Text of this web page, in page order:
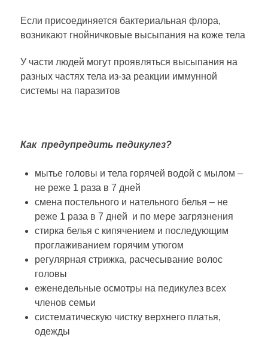
Если присоединяется бактериальная флора,
возникают гнойничковые высыпания на коже тела
У части людей могут проявляться высыпания на
разных частях тела из-за реакции иммунной
системы на паразитов
Как предупредить педикулез?
мытье головы и тела горячей водой с мылом –
не реже 1 раза в 7 дней
смена постельного и нательного белья – не
реже 1 раза в 7 дней и по мере загрязнения
стирка белья с кипячением и последующим
проглаживанием горячим утюгом
регулярная стрижка, расчесывание волос
головы
еженедельные осмотры на педикулез всех
членов семьи
систематическую чистку верхнего платья,
одежды